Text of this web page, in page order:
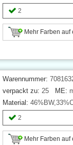
2
Mehr Farben auf
Warennummer:
verpackt zu: 25 ME:
Material:
2
Mehr Farben auf